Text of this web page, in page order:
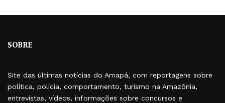
SOBRE
Site das últimas notícias do Amapá, com reportagens sobre
política, polícia, comportamento, turismo na Amazônia,
entrevistas, vídeos, informações sobre concursos e